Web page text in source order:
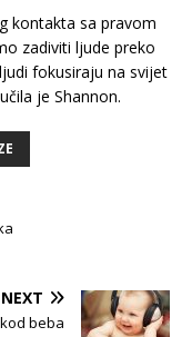
kontakta sa pravom
zadiviti ljude preko
fokusiraju na svijet
je Shannon.
NEXT
beba